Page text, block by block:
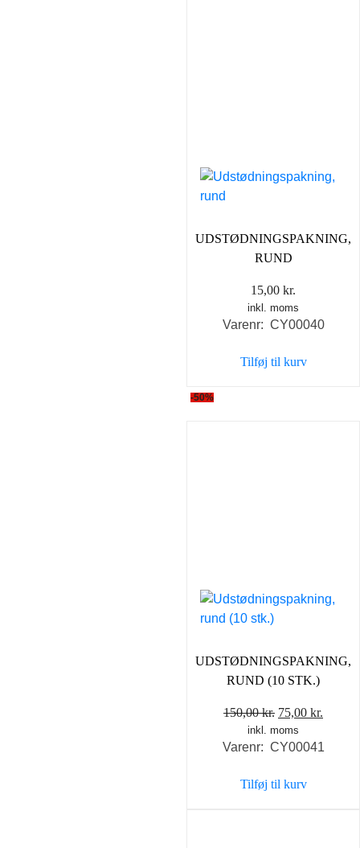
UDSTØDNINGSPAKNING,
RUND
15,00 kr.
inkl. moms
Varenr: CY00040
Tilføj til kurv
-50%
UDSTØDNINGSPAKNING,
RUND (10 STK.)
150,00kr. Den
oprindelige
pris
150,00 kr..
75,00 kr.
pris
inkl. moms
Varenr: CY00041
Tilføj til kurv